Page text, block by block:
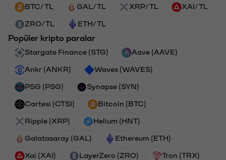
BTC/TL GAL/TL XRP/TL XAI/TL
ZRO/TL ETH/TL
Popüler kripto paralar
Stargate Finance (STG) Aave (AAVE)
Ankr (ANKR) Waves (WAVES)
PSG (PSG) Synapse (SYN)
Cartesi (CTSI) Bitcoin (BTC)
Ripple (XRP) Helium (HNT)
Galatasaray (GAL) Ethereum (ETH)
Xai (XAI) LayerZero (ZRO) Tron (TRX)